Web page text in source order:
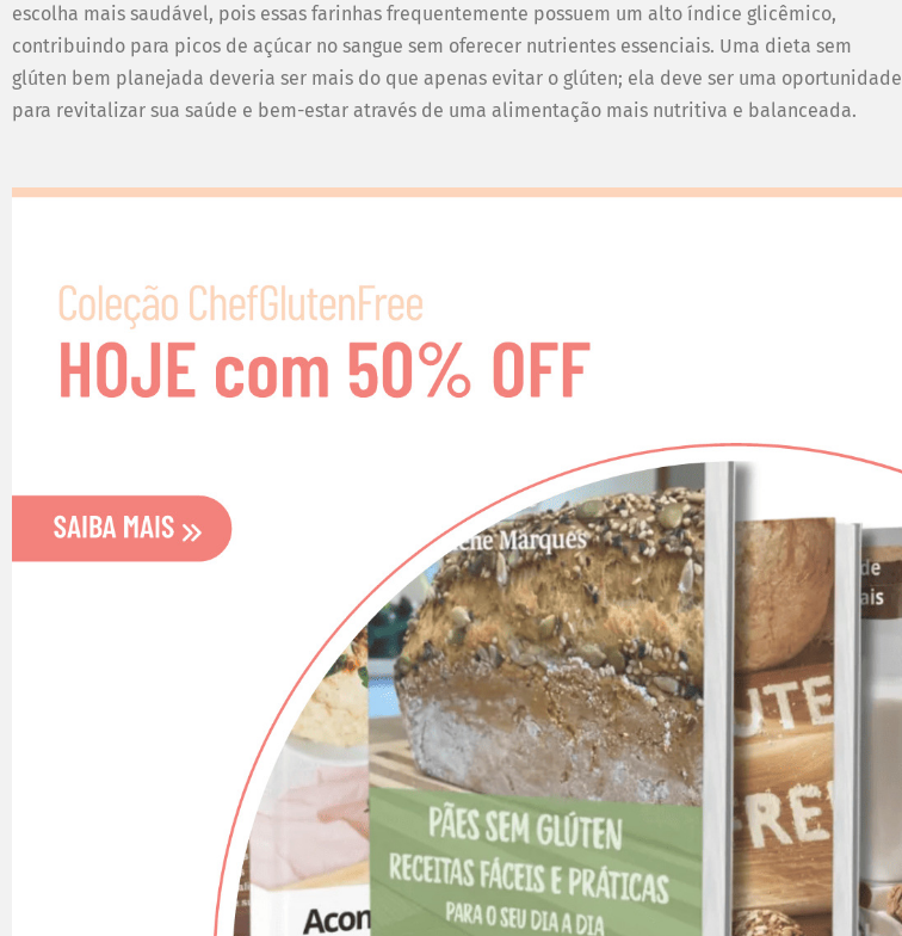
escolha mais saudável, pois essas farinhas frequentemente possuem um alto índice glicêmico,
contribuindo para picos de açúcar no sangue sem oferecer nutrientes essenciais. Uma dieta sem
glúten bem planejada deveria ser mais do que apenas evitar o glúten; ela deve ser uma oportunidade
para revitalizar sua saúde e bem-estar através de uma alimentação mais nutritiva e balanceada.